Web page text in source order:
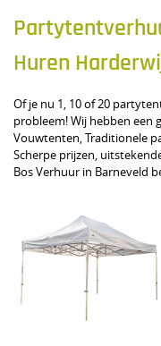
Huren
Of je nu 1, 10 of 20
probleem! Wij hebben een
Vouwtenten, Traditionele
Scherpe prijzen,
Bos Verhuur in Barneveld